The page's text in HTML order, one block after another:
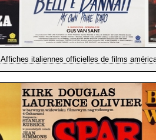
Affiches italiennes officielles de films